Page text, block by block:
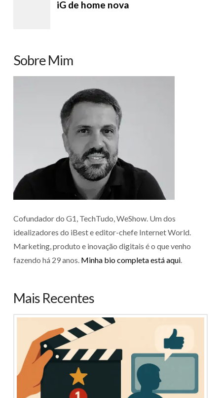
Sobre Mim
Cofundador do G1, TechTudo, WeShow. Um dos
idealizadores do iBest e editor-chefe Internet World.
Marketing, produto e inovação digitais é o que venho
fazendo há 29 anos. Minha bio completa está aqui.
Mais Recentes